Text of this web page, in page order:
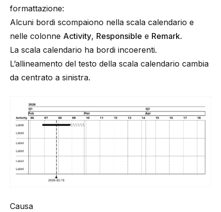
formattazione:
Alcuni bordi scompaiono nella scala calendario e
nelle colonne Activity, Responsible e Remark.
La scala calendario ha bordi incoerenti.
L’allineamento del testo della scala calendario cambia
da centrato a sinistra.
Causa